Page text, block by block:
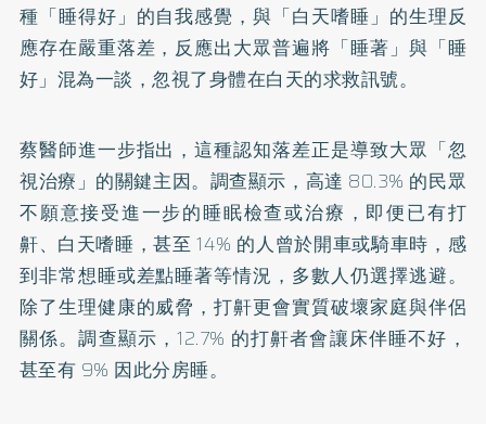
種「睡得好」的自我感覺，與「白天嗜睡」的生理反
應存在嚴重落差，反應出大眾普遍將「睡著」與「睡
好」混為一談，忽視了身體在白天的求救訊號。
蔡醫師進一步指出，這種認知落差正是導致大眾「忽
視治療」的關鍵主因。調查顯示，高達 80.3% 的民眾
不願意接受進一步的睡眠檢查或治療，即便已有打
鼾、白天嗜睡，甚至 14% 的人曾於開車或騎車時，感
到非常想睡或差點睡著等情況，多數人仍選擇逃避。
除了生理健康的威脅，打鼾更會實質破壞家庭與伴侶
關係。調查顯示，12.7% 的打鼾者會讓床伴睡不好，
甚至有 9% 因此分房睡。